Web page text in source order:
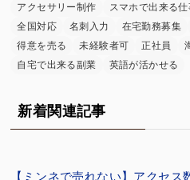
アクセサリー制作 スマホで出来る仕
全国対応
名刺入力 在宅勤務募集
得意を売る
未経験者可 正社員
自宅で出来る副業
英語が活かせる
新着関連記事
【ミンネで売れない】アクセ